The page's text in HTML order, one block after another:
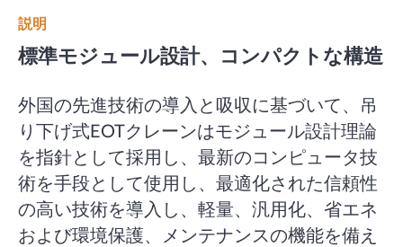
説明
標準モジュール設計、コンパクトな構造
外国の先進技術の導入と吸収に基づいて、吊
り下げ式EOTクレーンはモジュール設計理論
を指針として採用し、最新のコンピュータ技
術を手段として使用し、最適化された信頼性
の高い技術を導入し、軽量、汎用化、省エネ
および環境保護、メンテナンスの機能を備え